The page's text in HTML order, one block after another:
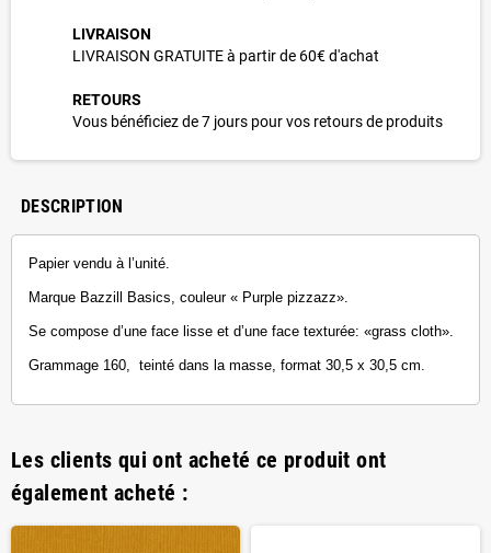
LIVRAISON
LIVRAISON GRATUITE à partir de 60€ d'achat
RETOURS
Vous bénéficiez de 7 jours pour vos retours de produits
DESCRIPTION
Papier vendu à l’unité.
Marque Bazzill Basics, couleur « Purple pizzazz».
Se compose d’une face lisse et d’une face texturée: «grass cloth».
Grammage 160, teinté dans la masse, format 30,5 x 30,5 cm.
Les clients qui ont acheté ce produit ont
également acheté :